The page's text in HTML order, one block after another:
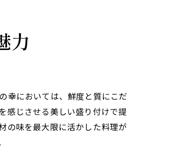
力
幸においては、鮮度と質にこだ
感じさせる美しい盛り付けで提
の味を最大限に活かした料理が